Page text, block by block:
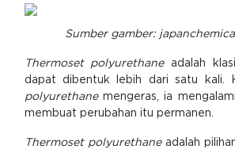
Sumber gamber:
Thermoset polyurethane adalah
dapat dibentuk lebih dari satu kali.
polyurethanemengeras, ia
membuat perubahan itu permanen.
Thermoset polyurethane adalah